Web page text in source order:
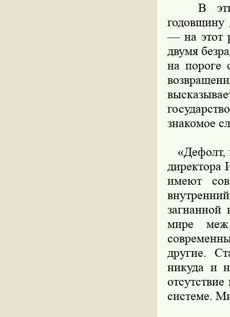
В эти
— на этот
двумя
на пороге
знакомое
«Дефолт,
имеют
мире меж
другие.
никуда и
системе.